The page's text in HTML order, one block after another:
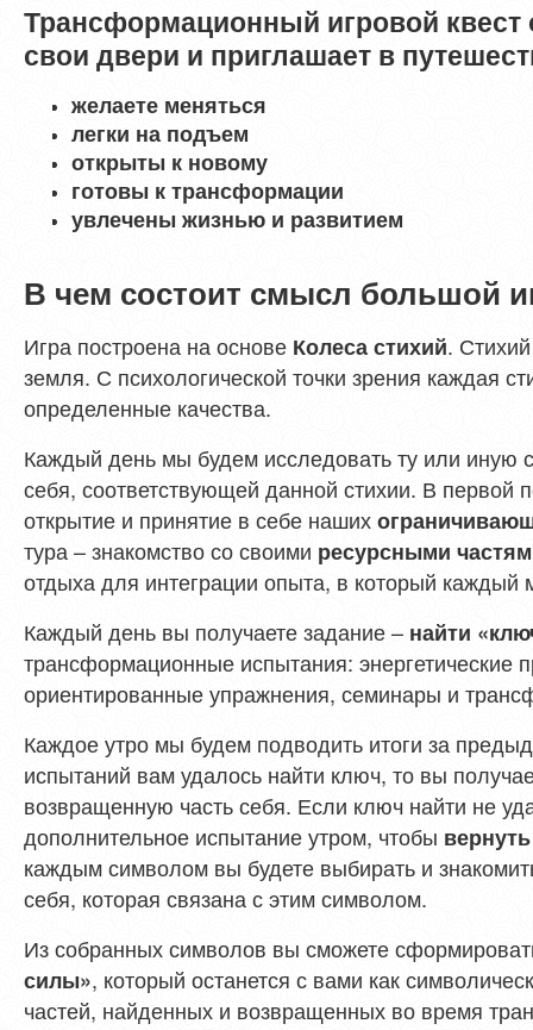
Трансформационный игровой квест
свои двери и приглашает в
желаете меняться
легки на подъем
открыты к новому
готовы к трансформации
увлечены жизнью и развитием
В чем состоит смысл большой
Игра построена на основе Колеса стихий.
земля. С психологической точки зрения каждая
определенные качества.
Каждый день мы будем исследовать ту или иную
себя, соответствующей данной стихии. В первой
открытие и принятие в себе наших
тура – знакомство со своими ресурсными
отдыха для интеграции опыта, в который каждый
Каждый день вы получаете задание – найти
трансформационные испытания: энергетические
ориентированные упражнения, семинары и
Каждое утро мы будем подводить итоги за
испытаний вам удалось найти ключ, то вы
возвращенную часть себя. Если ключ найти не
дополнительное испытание утром, чтобы
каждым символом вы будете выбирать и
себя, которая связана с этим символом.
Из собранных символов вы сможете
силы», который останется с вами как
частей, найденных и возвращенных во время